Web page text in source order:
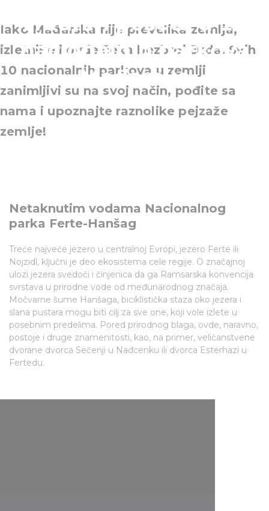
vrednih posete u 10
nacionalnih parkova
Mađarske
Iako Mađarska nije prevelika zemlja,
izletnike i ovde čeka bezbroj čuda. Svih
10 nacionalnih parkova u zemlji
zanimljivi su na svoj način, pođite sa
nama i upoznajte raznolike pejzaže
zemlje!
Netaknutim vodama Nacionalnog
parka Ferte-Hanšag
Treće najveće jezero u centralnoj Evropi, jezero Ferte ili
Nojzidl, ključni je deo ekosistema cele regije. O značajnoj
ulozi jezera svedoči i činjenica da ga Ramsarska konvencija
svrstava u prirodne vode od međunarodnog značaja.
Močvarne šume Hanšaga, biciklistička staza oko jezera i
slana pustara mogu biti cilj za sve one, koji vole izlete u
posebnim predelima. Pored prirodnog blaga, ovde, naravno,
postoje i druge znamenitosti, kao, na primer, veličanstvene
dvorane dvorca Sečenji u Nađcenku ili dvorca Esterhazi u
Fertedu.